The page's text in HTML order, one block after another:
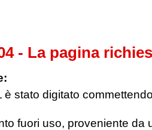
- La pagina
è stato digitato
fuori uso, proveniente da